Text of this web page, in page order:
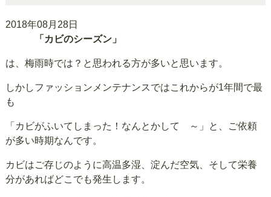
2018年08月28日
「カビのシーズン」
は、梅雨時では？と思われる方が多いと思います。
しかしファッションメンテナンスではこれからが1年間で最
も
「カビがふいてしまった！なんとかして ～」と、ご依頼
が多い時期なんです。
カビはご存じのように高温多湿、淀んだ空気、そして栄養
分があればどこでも発生します。